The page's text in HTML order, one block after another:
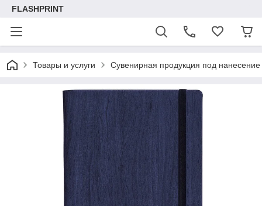
FLASHPRINT
Товары и услуги Сувенирная продукция под нанесение